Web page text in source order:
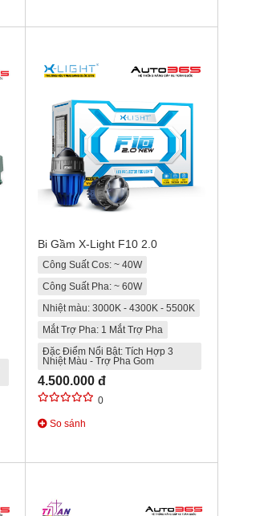
Bi Gầm X-Light F10 2.0
Công Suất Cos: ~ 40W
Công Suất Pha: ~ 60W
Nhiệt màu: 3000K - 4300K - 5500K
Mắt Trợ Pha: 1 Mắt Trợ Pha
Đặc Điểm Nổi Bật: Tích Hợp 3
Nhiệt Màu - Trợ Pha Gom
4.500.000 đ
0
So sánh